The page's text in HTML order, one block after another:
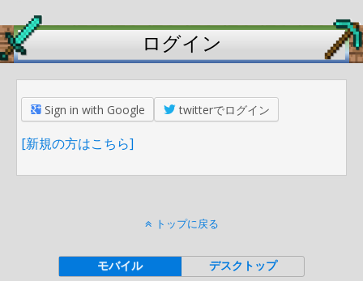
ログイン
Sign in with Google twitterでログイン
[新規の方はこちら]
トップに戻る
モバイル デスクトップ